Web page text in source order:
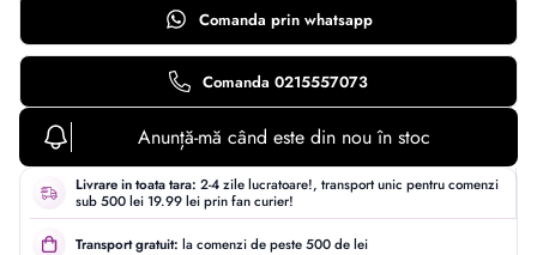
Comanda prin whatsapp
Comanda 0215557073
Anunță-mă când este din nou în stoc
Livrare in toata tara: 2-4 zile lucratoare!, transport unic pentru comenzi
sub 500 lei 19.99 lei prin fan curier!
Transport gratuit: la comenzi de peste 500 de lei